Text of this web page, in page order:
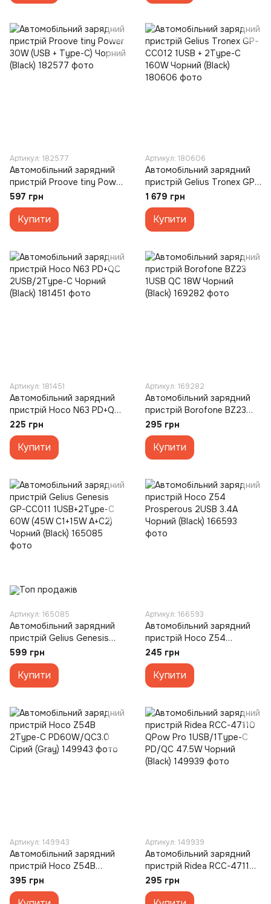
Артикул: 182577
Автомобільний зарядний
пристрій Proove tiny Power
30W (USB + Type-C) Чорний
(Black)
597 грн
Купити
Артикул: 180606
Автомобільний зарядний
пристрій Gelius Tronex GP-
CC012 1USB + 2Type-C
160W Чорний (Black)
1 679 грн
Купити
Артикул: 181451
Автомобільний зарядний
пристрій Hoco N63 PD+QC
2USB/2Type-C Чорний
(Black)
225 грн
Купити
Артикул: 169282
Автомобільний зарядний
пристрій Borofone BZ23
1USB QC 18W Чорний
(Black)
295 грн
Купити
Артикул: 165085
Автомобільний зарядний
пристрій Gelius Genesis
GP-CC011 1USB+2Type-C
60W (45W C1+15W A+C2)
Чорний (Black)
599 грн
Купити
Артикул: 166593
Автомобільний зарядний
пристрій Hoco Z54
Prosperous 2USB 3.4A
Чорний (Black)
245 грн
Купити
Артикул: 149943
Автомобільний зарядний
пристрій Hoco Z54B
2Type-C PD60W/QC3.0
Сірий (Gray)
395 грн
Артикул: 149939
Автомобільний зарядний
пристрій Ridea RCC-47110
QPow Pro 1USB/1Type-C
PD/QC 47.5W Чорний
295 грн